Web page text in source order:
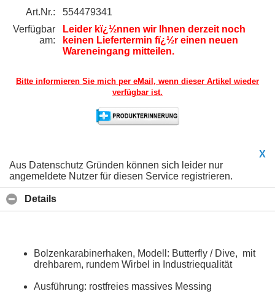
Art.Nr.:
554479341
Verfügbar
am:
Leider kï¿½nnen wir Ihnen derzeit noch
keinen Liefertermin fï¿½r einen neuen
Wareneingang mitteilen.
Bitte informieren Sie mich per eMail, wenn dieser Artikel wieder
verfügbar ist.
X
Aus Datenschutz Gründen können sich leider nur
angemeldete Nutzer für diesen Service registrieren.
Details
Bolzenkarabinerhaken, Modell: Butterfly / Dive, mit
drehbarem, rundem Wirbel in Industriequalität
Ausführung: rostfreies massives Messing